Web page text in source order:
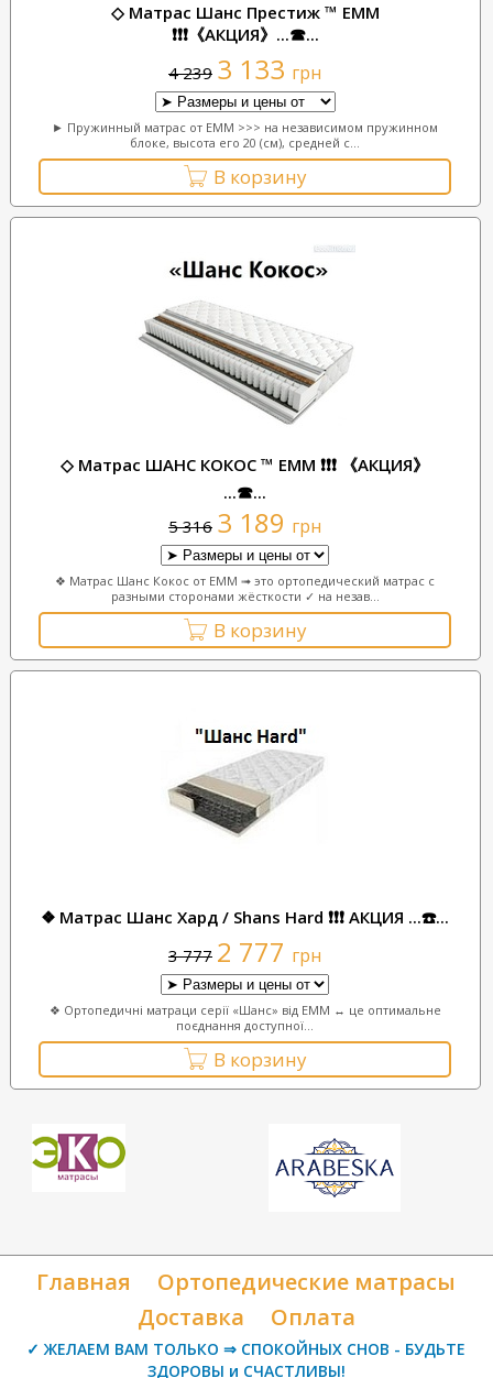
◇ Матрас Шанс Престиж ™ ЕММ
❗❗❗《АКЦИЯ》...☎...
4 239 3 133 грн
► Пружинный матрас от ЕММ >>> на независимом пружинном
блоке, высота его 20 (см), средней с...
В корзину
◇ Матрас ШАНС КОКОС ™ ЕММ ❗❗❗ 《АКЦИЯ》
...☎...
5 316 3 189 грн
❖ Матрас Шанс Кокос от EMM ➟ это ортопедический матрас с
разными сторонами жёсткости ✓ на незав...
В корзину
❖ Матрас Шанс Хард / Shans Hard ❗❗❗ АКЦИЯ ...☎️...
3 777 2 777 грн
❖ Ортопедичні матраци серії «Шанс» від ЕММ ↔ це оптимальне
поєднання доступної...
В корзину
Главная
Ортопедические матрасы
Доставка
Оплата
✓ ЖЕЛАЕМ ВАМ ТОЛЬКО ⇒ СПОКОЙНЫХ СНОВ - БУДЬТЕ
ЗДОРОВЫ и СЧАСТЛИВЫ!